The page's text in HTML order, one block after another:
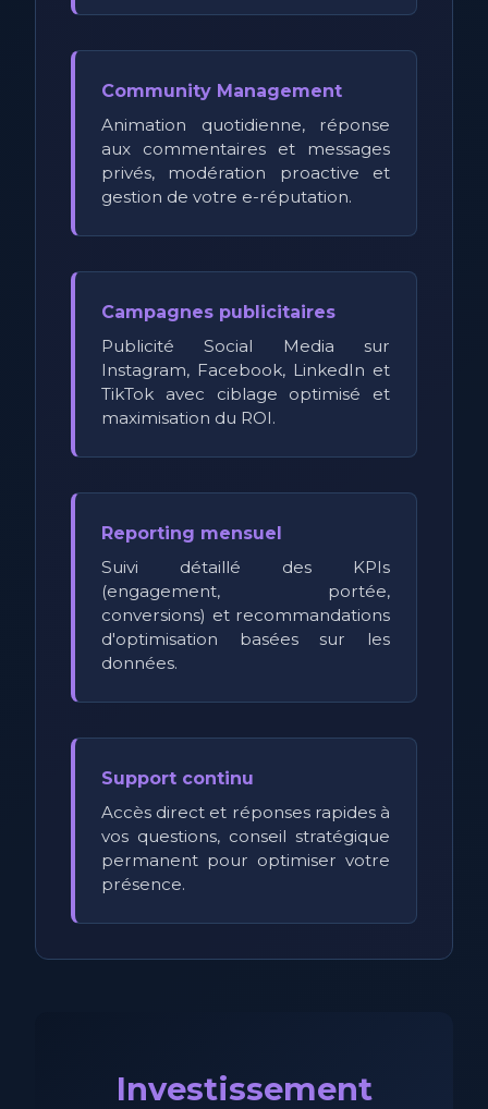
Community Management
Animation quotidienne, réponse
aux commentaires et messages
privés, modération proactive et
gestion de votre e-réputation.
Campagnes publicitaires
Publicité Social Media sur
Instagram, Facebook, LinkedIn et
TikTok avec ciblage optimisé et
maximisation du ROI.
Reporting mensuel
Suivi détaillé des KPIs
(engagement, portée,
conversions) et recommandations
d'optimisation basées sur les
données.
Support continu
Accès direct et réponses rapides à
vos questions, conseil stratégique
permanent pour optimiser votre
présence.
Investissement